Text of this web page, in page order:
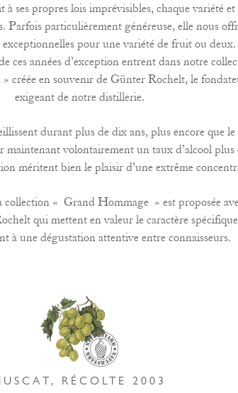
à ses propres lois imprévisibles, chaque variété et
Parfois particulièrement généreuse, elle nous
pour une variété de fruit ou
ces années d’exception entrent dans notre
créée en souvenir de Günter Rochelt, le
exigeant de notre distillerie.
durant plus de dix ans, plus encore que le
maintenant volontairement un taux d’alcool plus
méritent bien le plaisir d’une extrême
collection « Grand Hommage » est proposée
qui mettent en valeur le caractère
à une dégustation attentive entre connaisseurs.
RÉCOLTE 2003